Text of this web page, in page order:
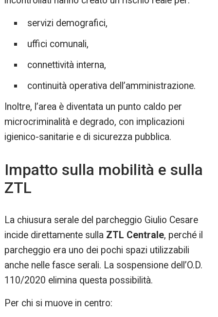
servizi demografici,
uffici comunali,
connettività interna,
continuità operativa dell’amministrazione.
Inoltre, l’area è diventata un punto caldo per
microcriminalità e degrado, con implicazioni
igienico-sanitarie e di sicurezza pubblica.
Impatto sulla mobilità e sulla
ZTL
La chiusura serale del parcheggio Giulio Cesare
incide direttamente sulla ZTL Centrale, perché il
parcheggio era uno dei pochi spazi utilizzabili
anche nelle fasce serali. La sospensione dell’O.D.
110/2020 elimina questa possibilità.
Per chi si muove in centro: